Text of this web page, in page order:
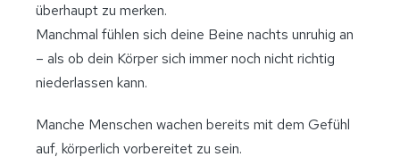
überhaupt zu merken.
Manchmal fühlen sich deine Beine nachts unruhig an
– als ob dein Körper sich immer noch nicht richtig
niederlassen kann.
Manche Menschen wachen bereits mit dem Gefühl
auf, körperlich vorbereitet zu sein.